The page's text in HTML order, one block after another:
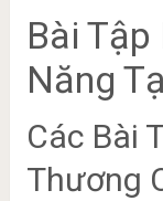
Bài
Năng
Các Bài
Thương